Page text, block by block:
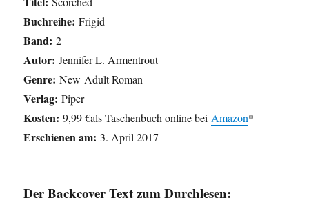
Buchreihe: Frigid
Band: 2
Autor: Jennifer L. Armentrout
Genre:New-Adult Roman
Verlag: Piper
Kosten: 9,99 €als Taschenbuch online bei Amazon*
Erschienen am: 3. April 2017
Der Backcover Text zum Durchlesen: